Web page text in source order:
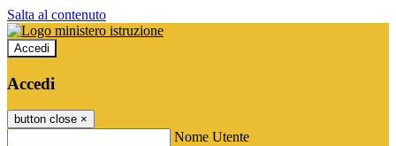
Salta al contenuto
Accedi
Accedi
button close ×
Nome Utente